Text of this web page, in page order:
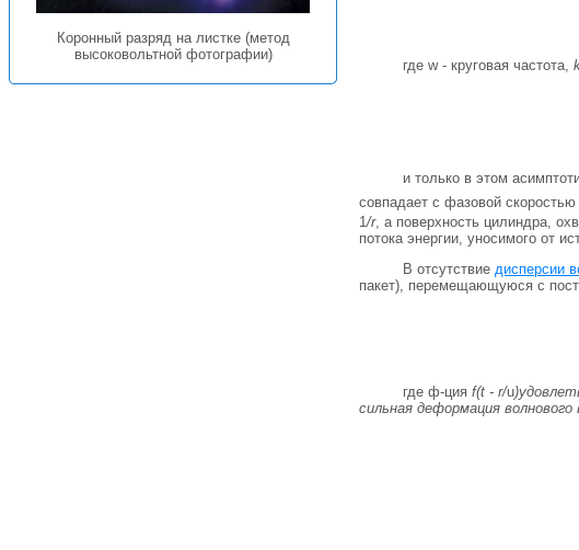
Коронный разряд на листке (метод
высоковольтной фотографии)
где w - круговая частота,
и только в этом
совпадает с фазовой
1/r, а поверхность цилиндра,
потока энергии, уносимого от
В отсутствие дисперсии
пакет), перемещающуюся с
где ф-ция f(t - r/u
сильная деформация волнового